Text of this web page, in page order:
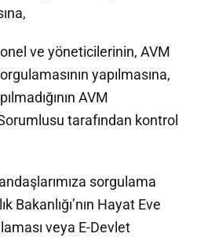
ve yöneticilerinin, AVM
yapılmasına,
AVM
tarafından kontrol
sorgulama
Bakanlığı’nın Hayat Eve
veya E-Devlet